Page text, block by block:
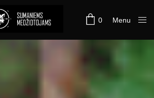
0
Menu